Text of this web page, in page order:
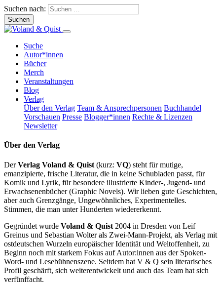
Suchen nach:
Suche
Autor*innen
Bücher
Merch
Veranstaltungen
Blog
Verlag
Über den Verlag Team & Ansprechpersonen Buchhandel
Vorschauen Presse Blogger*innen Rechte & Lizenzen
Newsletter
Über den Verlag
DerVerlag Voland & Quist (kurz: VQ) steht für mutige,
emanzipierte, frische Literatur, die in keine Schubladen passt, für
Komik und Lyrik, für besondere illustrierte Kinder-, Jugend- und
Erwachsenenbücher (Graphic Novels). Wir lieben gute Geschichten,
aber auch Grenzgänge, Ungewöhnliches, Experimentelles.
Stimmen, die man unter Hunderten wiedererkennt.
Gegründet wurde Voland & Quist 2004 in Dresden von Leif
Greinus und Sebastian Wolter als Zwei-Mann-Projekt, als Verlag mit
ostdeutschen Wurzeln europäischer Identität und Weltoffenheit, zu
Beginn noch mit starkem Fokus auf Autor:innen aus der Spoken-
Word- und Lesebühnenszene. Seitdem hat V & Q sein literarisches
Profil geschärft, sich weiterentwickelt und auch das Team hat sich
verfünffacht.